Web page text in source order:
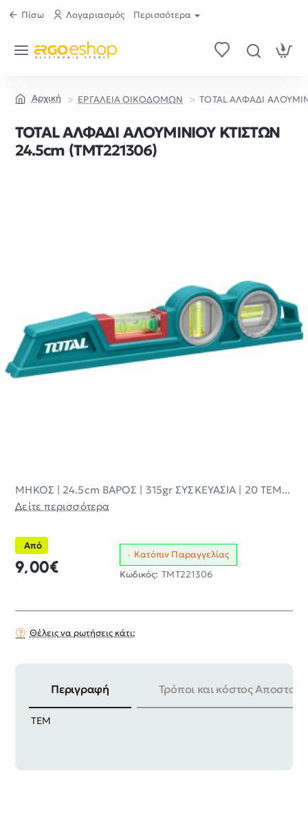
Πίσω Λογαριασμός Περισσότερα
ΕΡΓΑΛΕΙΑ ΟΙΚΟΔΟΜΩΝ TOTAL ΑΛΦΑΔΙ
TOTAL ΑΛΦΑΔΙ ΑΛΟΥΜΙΝΙΟΥ ΚΤΙΣΤΩΝ
24.5cm (TMT221306)
ΜΗΚΟΣ | 24.5cm ΒΑΡΟΣ | 315gr ΣΥΣΚΕΥΑΣΙΑ | 20 ΤΕΜ...
Δείτε περισσότερα
Από
9,00€
Κατόπιν Παραγγελίας
Κωδικός: TMT221306
Θέλεις να ρωτήσεις κάτι;
Περιγραφή Τρόποι και κόστος
ΜΗΚΟΣ | 24.5cm ΒΑΡΟΣ | 315gr ΣΥΣΚΕΥΑΣΙΑ | 20
ΤΕΜ